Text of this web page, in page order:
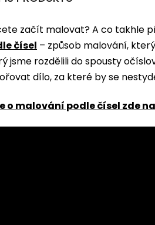
začít malovat? A co takhle
čísel ­­– způsob malování,
jsme rozdělili do spousty
dílo, za které by se
o malování podle čísel zde